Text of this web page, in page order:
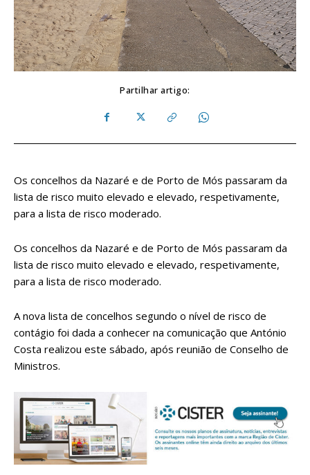
Partilhar artigo:
Os concelhos da Nazaré e de Porto de Mós passaram da
lista de risco muito elevado e elevado, respetivamente,
para a lista de risco moderado.
Os concelhos da Nazaré e de Porto de Mós passaram da
lista de risco muito elevado e elevado, respetivamente,
para a lista de risco moderado.
A nova lista de concelhos segundo o nível de risco de
contágio foi dada a conhecer na comunicação que António
Costa realizou este sábado, após reunião de Conselho de
Ministros.